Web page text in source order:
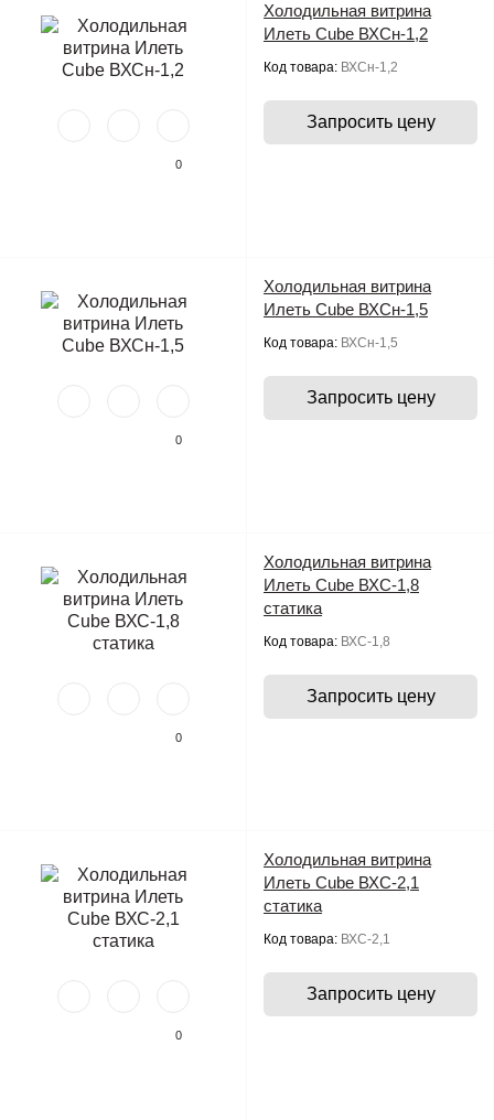
0
Холодильная витрина
Илеть Cube ВХСн-1,2
Код товара: ВХСн-1,2
Запросить цену
0
Холодильная витрина
Илеть Cube ВХСн-1,5
Код товара: ВХСн-1,5
Запросить цену
0
Холодильная витрина
Илеть Cube ВХС-1,8
статика
Код товара: ВХС-1,8
Запросить цену
0
Холодильная витрина
Илеть Cube ВХС-2,1
статика
Код товара: ВХС-2,1
Запросить цену